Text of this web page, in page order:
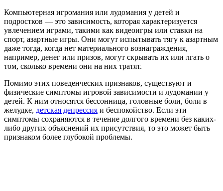
Компьютерная игромания или лудомания у детей и
подростков — это зависимость, которая характеризуется
увлечением играми, такими как видеоигры или ставки на
спорт, азартные игры. Они могут испытывать тягу к азартным
даже тогда, когда нет материального вознаграждения,
например, денег или призов, могут скрывать их или лгать о
том, сколько времени они на них тратят.
Помимо этих поведенческих признаков, существуют и
физические симптомы игровой зависимости и лудомании у
детей. К ним относятся бессонница, головные боли, боли в
желудке, детская депрессия и беспокойство. Если эти
симптомы сохраняются в течение долгого времени без каких-
либо других объяснений их присутствия, то это может быть
признаком более глубокой проблемы.